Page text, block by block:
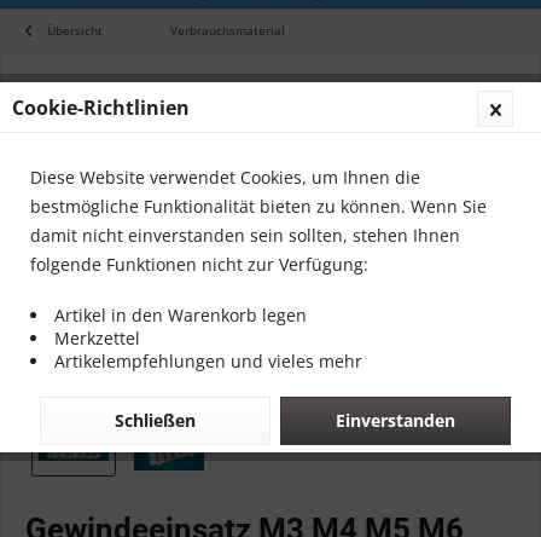
Übersicht Verbrauchsmaterial
Gewindeeinsatz M3 M4 M5 M6
Cookie-Richtlinien
Diese Website verwendet Cookies, um Ihnen die
bestmögliche Funktionalität bieten zu können. Wenn Sie
damit nicht einverstanden sein sollten, stehen Ihnen
folgende Funktionen nicht zur Verfügung:
Artikel in den Warenkorb legen
Merkzettel
Artikelempfehlungen und vieles mehr
Einverstanden
Schließen